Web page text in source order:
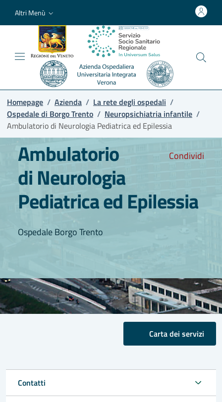
Altri Menù
Homepage / Azienda / La rete degli ospedali /
Ospedale di Borgo Trento / Neuropsichiatria infantile /
Ambulatorio di Neurologia Pediatrica ed Epilessia
Condividi
Ambulatorio
di Neurologia
Pediatrica ed Epilessia
Ospedale Borgo Trento
Carta dei servizi
Contatti